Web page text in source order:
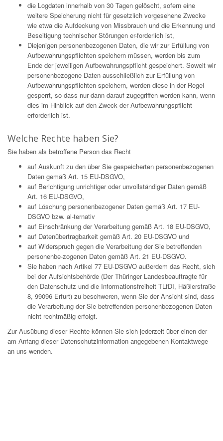
die Logdaten innerhalb von 30 Tagen gelöscht, sofern eine
weitere Speicherung nicht für gesetzlich vorgesehene Zwecke
wie etwa die Aufdeckung von Missbrauch und die Erkennung und
Beseitigung technischer Störungen er-forderlich ist,
Diejenigen personenbezogenen Daten, die wir zur Erfüllung von
Aufbewahrungspflichten speichern müssen, werden bis zum
Ende der jeweiligen Aufbewahrungspflicht gespeichert. Soweit wir
personenbezogene Daten ausschließlich zur Erfüllung von
Aufbewahrungspflichten speichern, werden diese in der Regel
gesperrt, so dass nur dann darauf zugegriffen werden kann, wenn
dies im Hinblick auf den Zweck der Aufbewahrungspflicht
erforderlich ist.
Welche Rechte haben Sie?
Sie haben als betroffene Person das Recht
auf Auskunft zu den über Sie gespeicherten personenbezogenen
Daten gemäß Art. 15 EU-DSGVO,
auf Berichtigung unrichtiger oder unvollständiger Daten gemäß
Art. 16 EU-DSGVO,
auf Löschung personenbezogener Daten gemäß Art. 17 EU-
DSGVO bzw. al-ternativ
auf Einschränkung der Verarbeitung gemäß Art. 18 EU-DSGVO,
auf Datenübertragbarkeit gemäß Art. 20 EU-DSGVO und
auf Widerspruch gegen die Verarbeitung der Sie betreffenden
personenbe-zogenen Daten gemäß Art. 21 EU-DSGVO.
Sie haben nach Artikel 77 EU-DSGVO außerdem das Recht, sich
bei der Aufsichtsbehörde (Der Thüringer Landesbeauftragte für
den Datenschutz und die Informationsfreiheit TLfDI, Häßlerstraße
8, 99096 Erfurt) zu beschweren, wenn Sie der Ansicht sind, dass
die Verarbeitung der Sie betreffenden personenbezogenen Daten
nicht rechtmäßig erfolgt.
Zur Ausübung dieser Rechte können Sie sich jederzeit über einen der
am Anfang dieser Datenschutzinformation angegebenen Kontaktwege
an uns wenden.